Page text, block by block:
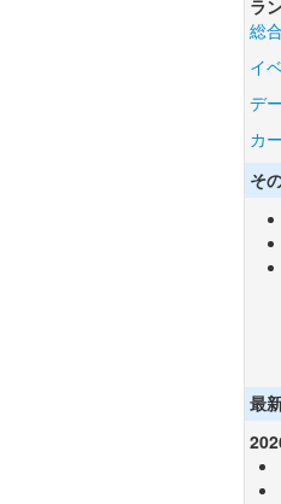
ラ
総合
イ
デ
カ
そ
最